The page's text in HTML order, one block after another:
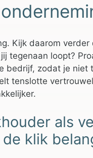
Kijk daarom verder
tegenaan loopt?
bedrijf, zodat je niet
tenslotte
als
klik